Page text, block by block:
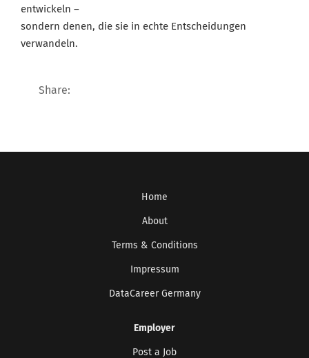
entwickeln –
sondern denen, die sie in echte Entscheidungen
verwandeln.
Share:
Home
About
Terms & Conditions
Impressum
DataCareer Germany
Employer
Post a Job